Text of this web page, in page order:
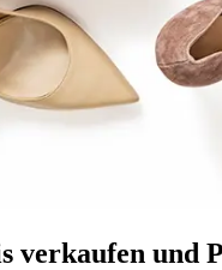
verkaufen und